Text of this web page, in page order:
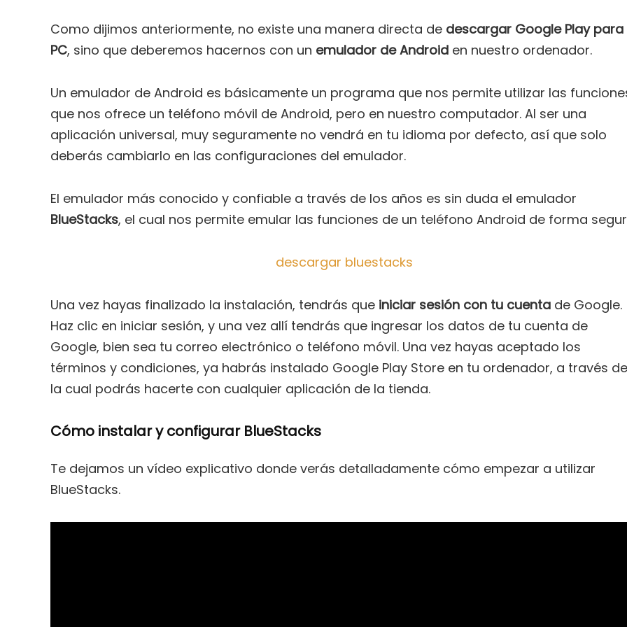
Como dijimos anteriormente, no existe una manera directa de descargar Google Play para
PC, sino que deberemos hacernos con un emulador de Android en nuestro ordenador.
Un emulador de Android es básicamente un programa que nos permite utilizar las
que nos ofrece un teléfono móvil de Android, pero en nuestro computador. Al ser una
aplicación universal, muy seguramente no vendrá en tu idioma por defecto, así que solo
deberás cambiarlo en las configuraciones del emulador.
El emulador más conocido y confiable a través de los años es sin duda el emulador
BlueStacks, el cual nos permite emular las funciones de un teléfono Android de forma
descargar bluestacks
Una vez hayas finalizado la instalación, tendrás que iniciar sesión con tu cuenta de Google.
Haz clic en iniciar sesión, y una vez allí tendrás que ingresar los datos de tu cuenta de
Google, bien sea tu correo electrónico o teléfono móvil. Una vez hayas aceptado los
términos y condiciones, ya habrás instalado Google Play Store en tu ordenador, a través de
la cual podrás hacerte con cualquier aplicación de la tienda.
Cómo instalar y configurar BlueStacks
Te dejamos un vídeo explicativo donde verás detalladamente cómo empezar a utilizar
BlueStacks.